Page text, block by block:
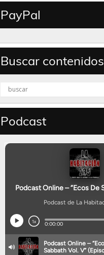
PayPal
Buscar contenidos
Podcast